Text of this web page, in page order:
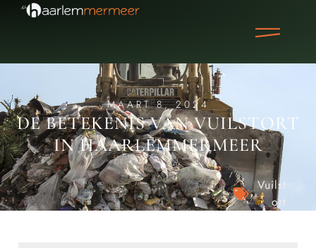
MAART 8, 2024
DE BETEKENIS VAN VUILSTORT
IN HAARLEMMERMEER
Vuilst
ort